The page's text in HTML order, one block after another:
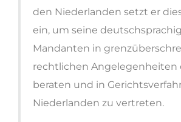
den Niederlanden setzt er
ein, um seine
Mandanten in
rechtlichen Angelegenheiten
beraten und in
Niederlanden zu vertreten.